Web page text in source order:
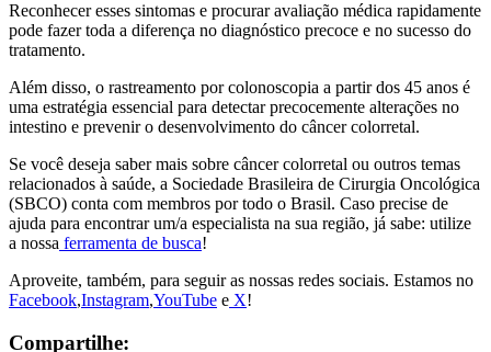
Reconhecer esses sintomas e procurar avaliação médica rapidamente
pode fazer toda a diferença no diagnóstico precoce e no sucesso do
tratamento.
Além disso, o rastreamento por colonoscopia a partir dos 45 anos é
uma estratégia essencial para detectar precocemente alterações no
intestino e prevenir o desenvolvimento do câncer colorretal.
Se você deseja saber mais sobre câncer colorretal ou outros temas
relacionados à saúde, a Sociedade Brasileira de Cirurgia Oncológica
(SBCO) conta com membros por todo o Brasil. Caso precise de
ajuda para encontrar um/a especialista na sua região, já sabe: utilize
a nossa ferramenta de busca!
Aproveite, também, para seguir as nossas redes sociais. Estamos no
Facebook,Instagram,YouTube e X!
Compartilhe: